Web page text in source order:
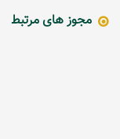
مجوز های مرتبط